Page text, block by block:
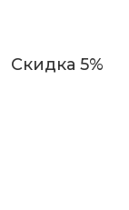
Скидка 5%